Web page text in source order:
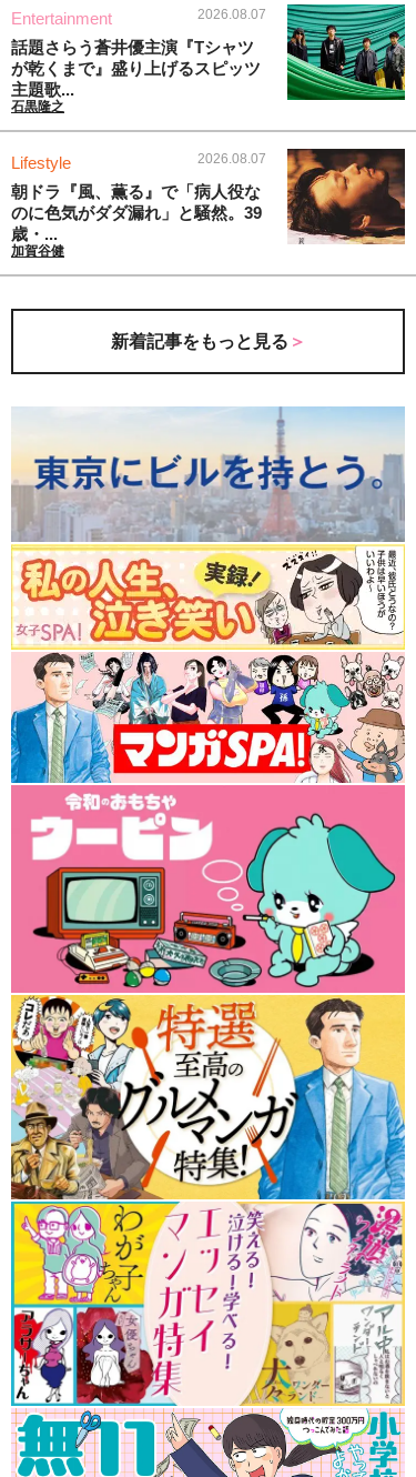
Entertainment 2026.08.07
話題さらう蒼井優主演『Tシャツ
が乾くまで』盛り上げるスピッツ
主題歌...
石黒隆之
Lifestyle 2026.08.07
朝ドラ『風、薫る』で「病人役な
のに色気がダダ漏れ」と騒然。39
歳・...
加賀谷健
新着記事をもっと見る